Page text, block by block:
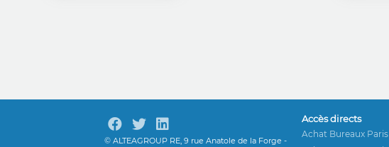
documents
pour informer
l'acquéreur sur
© ALTEAGROUP RE, 9 rue Anatole de la Forge -
Accès directs
Achat Bureaux Paris